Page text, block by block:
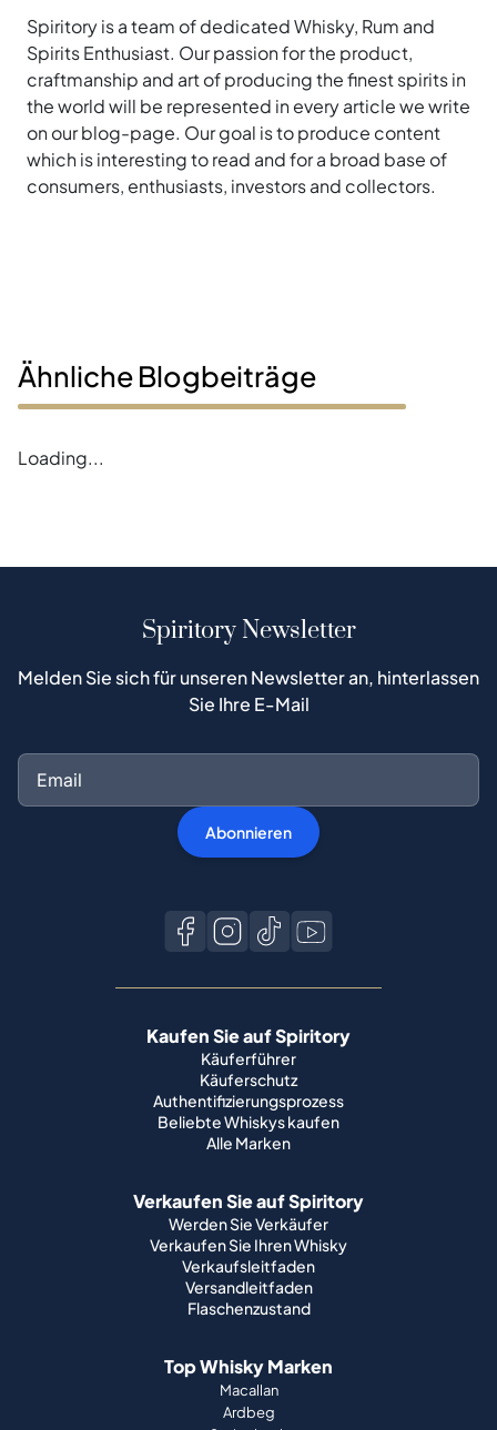
Spiritory is a team of dedicated Whisky, Rum and
Spirits Enthusiast. Our passion for the product,
craftmanship and art of producing the finest spirits in
the world will be represented in every article we write
on our blog-page. Our goal is to produce content
which is interesting to read and for a broad base of
consumers, enthusiasts, investors and collectors.
Ähnliche Blogbeiträge
Loading...
Spiritory Newsletter
Melden Sie sich für unseren Newsletter an, hinterlassen
Sie Ihre E-Mail
Abonnieren
Kaufen Sie auf Spiritory
Käuferführer
Käuferschutz
Authentifizierungsprozess
Beliebte Whiskys kaufen
Alle Marken
Verkaufen Sie auf Spiritory
Werden Sie Verkäufer
Verkaufen Sie Ihren Whisky
Verkaufsleitfaden
Versandleitfaden
Flaschenzustand
Top Whisky Marken
Macallan
Ardbeg